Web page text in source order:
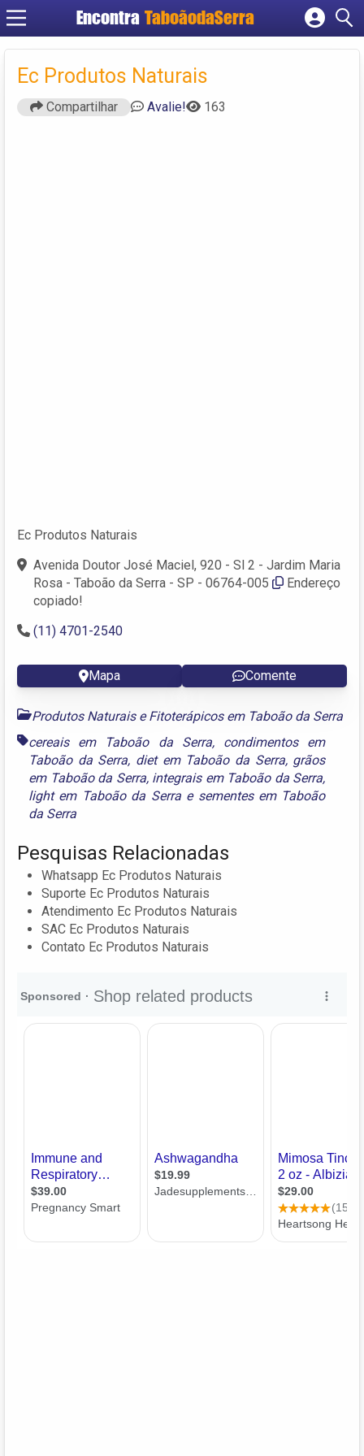
Encontra TaboãodaSerra
Cadastrar empresa
Criar conta
Ec Produtos Naturais
Compartilhar Avalie! 163
Ec Produtos Naturais
Avenida Doutor José Maciel, 920 - Sl 2 - Jardim Maria
Rosa - Taboão da Serra - SP - 06764-005
Endereço
copiado!
(11) 4701-2540
Mapa Comente
Produtos Naturais e Fitoterápicos em Taboão da Serra
cereais em Taboão da Serra, condimentos em
Taboão da Serra, diet em Taboão da Serra, grãos
em Taboão da Serra, integrais em Taboão da Serra,
light em Taboão da Serrae sementes em Taboão
da Serra
Pesquisas Relacionadas
Whatsapp Ec Produtos Naturais
Suporte Ec Produtos Naturais
Atendimento Ec Produtos Naturais
SAC Ec Produtos Naturais
Contato Ec Produtos Naturais